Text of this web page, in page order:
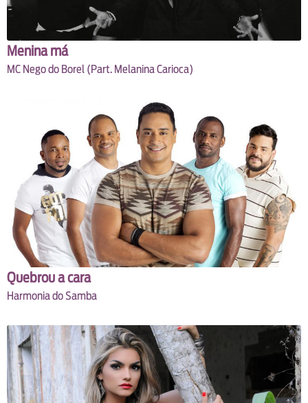
Menina má
MC Nego do Borel (Part. Melanina Carioca)
Quebrou a cara
Harmonia do Samba